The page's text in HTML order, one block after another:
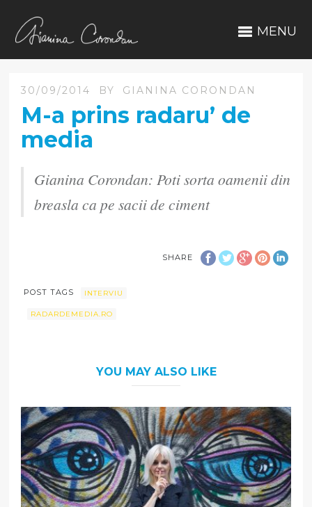
MENU
30/09/2014 BY GIANINA CORONDAN
M-a prins radaru’ de
media
Gianina Corondan: Poti sorta oamenii din
breasla ca pe sacii de ciment
SHARE
POST TAGS INTERVIU
RADARDEMEDIA.RO
YOU MAY ALSO LIKE